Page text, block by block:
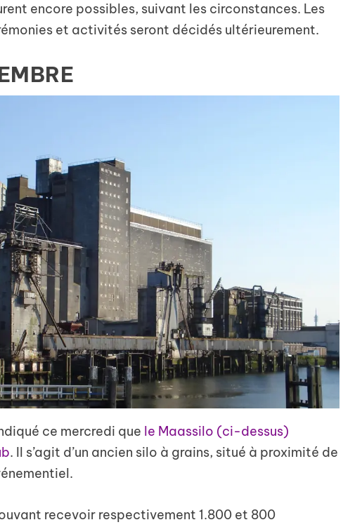
encore possibles, suivant les circonstances. Les
et activités seront décidés ultérieurement.
ce mercredi que le Maassilo (ci-dessus)
. Il s’agit d’un ancien silo à grains, situé à proximité de
recevoir respectivement 1.800 et 800